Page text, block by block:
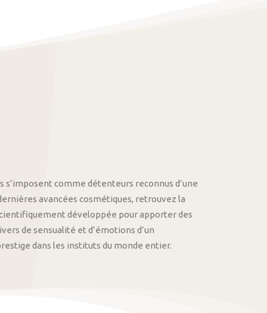
s’imposent comme détenteurs reconnus d’une
avancées cosmétiques, retrouvez la
développée pour apporter des
de sensualité et d’émotions d’un
dans les instituts du monde entier.